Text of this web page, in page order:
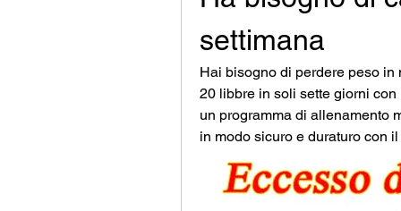
settimana
Hai bisogno di perdere peso
20 libbre in soli sette giorni
un programma di allenamento
in modo sicuro e duraturo con